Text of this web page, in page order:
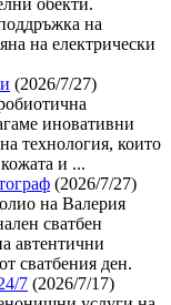
обекти.
на
на електрически
(2026/7/27)
иновативни
технология, които
и ...
(2026/7/27)
на Валерия
сватбен
автентични
сватбения ден.
7 (2026/7/17)